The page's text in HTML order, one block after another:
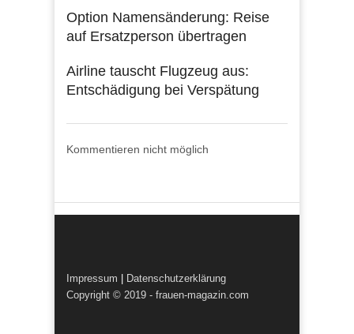
Option Namensänderung: Reise
auf Ersatzperson übertragen
Airline tauscht Flugzeug aus:
Entschädigung bei Verspätung
Kommentieren nicht möglich
Impressum
Datenschutzerklärung
Copyright © 2019 - frauen-magazin.com